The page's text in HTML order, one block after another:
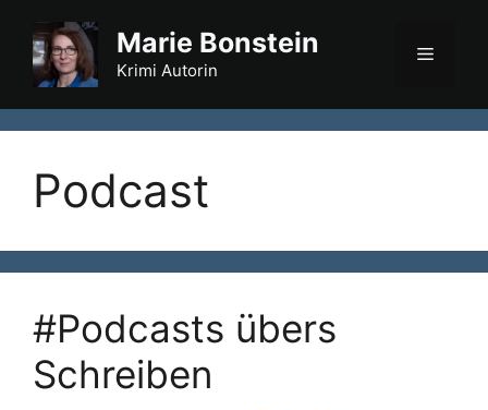
Inhalt
springen
Marie Bonstein
Krimi Autorin
Menü
Podcast
#Podcasts übers
Schreiben